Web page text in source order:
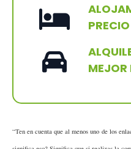
PRECIO
MEJOR
“Ten en cuenta que al menos uno de los